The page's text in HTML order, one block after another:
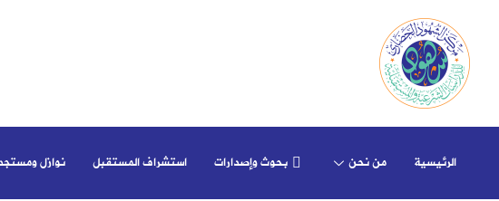
الرئيسية من نحن بحوث وإصدارات استشراف المستقبل نوازل